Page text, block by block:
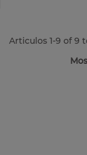
Articulos 1-9 of 9